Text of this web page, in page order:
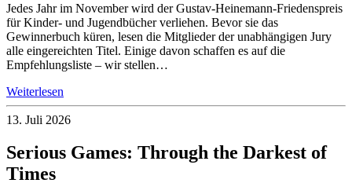
Jedes Jahr im November wird der Gustav-Heinemann-Friedenspreis
für Kinder- und Jugendbücher verliehen. Bevor sie das
Gewinnerbuch küren, lesen die Mitglieder der unabhängigen Jury
alle eingereichten Titel. Einige davon schaffen es auf die
Empfehlungsliste – wir stellen…
Weiterlesen
13. Juli 2026
Serious Games: Through the Darkest of
Times